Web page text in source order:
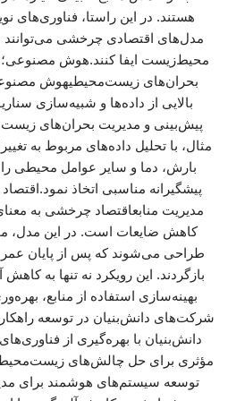
هستند. در این راستا، فناوری‌های
مدل‌های اقتصادی چرخشی
محیط‌زیست ایفا کنند.هوش مصنوعی؛
بحران‌های زیست‌محیطیهوش
بالایی از داده‌ها و شبیه‌سازی
پیش‌بینی و مدیریت بحران‌های
مثال، با تحلیل داده‌های مربوط به
بارش، دما و سایر عوامل محیطی
پیشگیرانه مناسبی اتخاذ
مدیریت منابعاقتصاد چرخشی به
کاهش ضایعات است. در این مدل،
طراحی می‌شوند که پس از پایان عمر
بازگردند. این رویکرد نه تنها به
بهینه‌سازی استفاده از منابع،
شرکت‌های دانش‌بنیان در توسعه
دانش‌بنیان با بهره‌گیری از
مؤثری برای حل چالش‌های زیست‌محیطی
توسعه سیستم‌های هوشمند برای